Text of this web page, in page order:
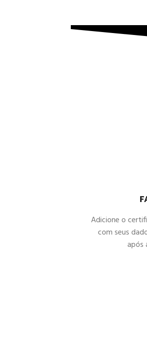
Adicione o
com seus
após